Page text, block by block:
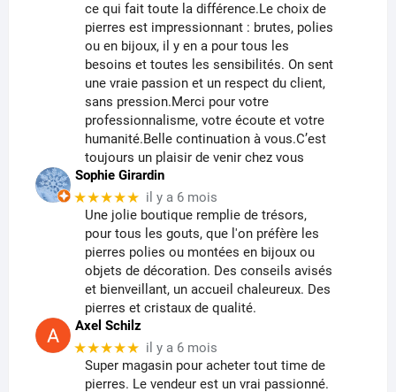
ce qui fait toute la différence.Le choix de
pierres est impressionnant : brutes, polies
ou en bijoux, il y en a pour tous les
besoins et toutes les sensibilités. On sent
une vraie passion et un respect du client,
sans pression.Merci pour votre
professionnalisme, votre écoute et votre
humanité.Belle continuation à vous.C’est
toujours un plaisir de venir chez vous
Sophie Girardin
★★★★★ il y a 6 mois
Une jolie boutique remplie de trésors,
pour tous les gouts, que l'on préfère les
pierres polies ou montées en bijoux ou
objets de décoration. Des conseils avisés
et bienveillant, un accueil chaleureux. Des
pierres et cristaux de qualité.
Axel Schilz
★★★★★ il y a 6 mois
Super magasin pour acheter tout time de
pierres. Le vendeur est un vrai passionné.